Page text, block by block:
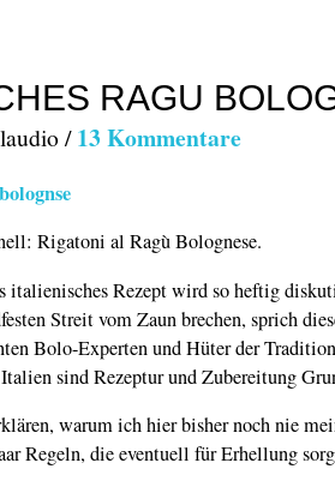
RAGU
/13 Kommentare
Rigatoni al Ragù Bolognese.
italienisches Rezept wird so heftig
Streit vom Zaun brechen, sprich
Bolo-Experten und Hüter der
sind Rezeptur und Zubereitung
warum ich hier bisher noch nie
Regeln, die eventuell für Erhellung